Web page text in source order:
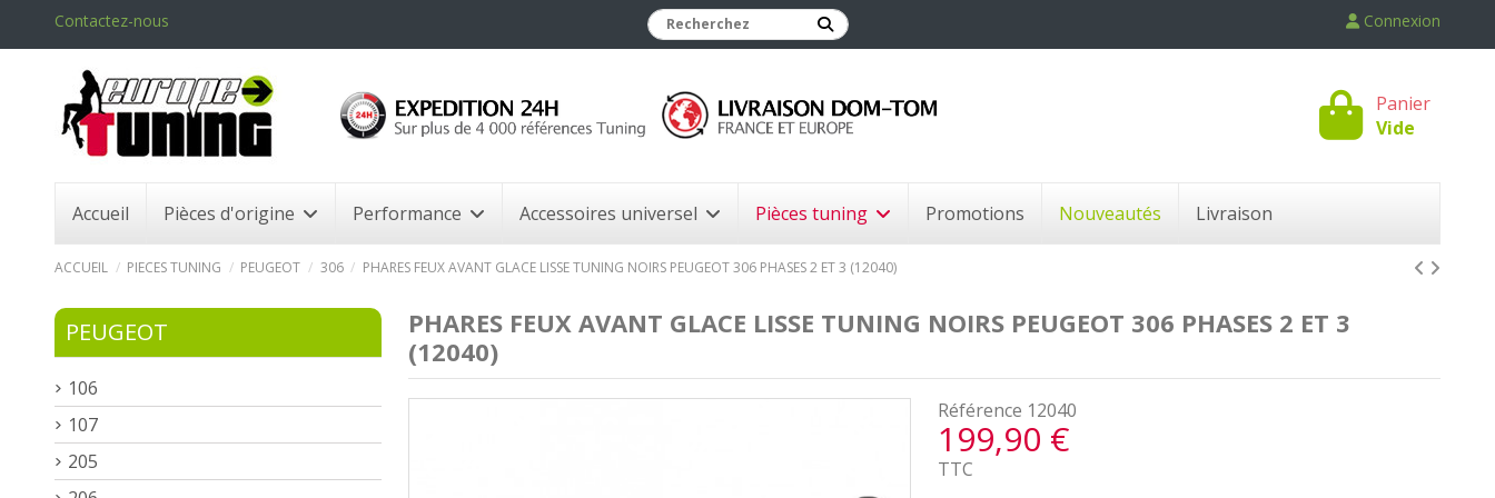
Contactez-nous Connexion
Panier
Vide
Accueil Pièces d'origine Performance Accessoires universel Pièces tuning Promotions Nouveautés Livraison
ACCUEIL PIECES TUNING PEUGEOT 306 PHARES FEUX AVANT GLACE LISSE TUNING NOIRS PEUGEOT 306 PHASES 2 ET 3 (12040)
PHARES FEUX AVANT GLACE LISSE TUNING NOIRS PEUGEOT 306 PHASES 2 ET 3
(12040)
Référence 12040
199,90 €
TTC
PEUGEOT
106
107
205